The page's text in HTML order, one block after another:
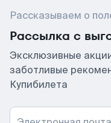
Рассказываем о
Рассылка с
Эксклюзивные
заботливые
Купибилета